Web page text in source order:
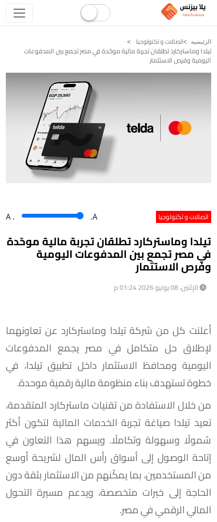
الرئيسيه اتصالات و تكنولوجيا
تيلدا وماستركارد تطلقان تجربة مالية موحّدة في مصر تجمع بين المدفوعات
اليومية وفرص الاستثمار
اتصالات و تكنولوجيا A . .A
تيلدا وماستركارد تطلقان تجربة مالية موحّدة
في مصر تجمع بين المدفوعات اليومية
وفرص الاستثمار
الإثنين، 08 يونيو 2026 01:24 م
أعلنت كل من شركة تيلدا وماستركارد عن تعاونهما
لإطلاق حل متكامل في مصر يجمع المدفوعات
اليومية ومحافظ الاستثمار داخل تطبيق تيلدا، في
خطوة تستهدف بناء منظومة مالية رقمية موحدة.
من خلال الاستفادة من تقنيات ماستركارد المتقدمة،
تعيد تيلدا صياغة تجربة الخدمات المالية لتكون أكثر
شمولًا وسهولة وتكاملًا. ويسهم هذا التعاون في
إتاحة الوصول إلى أسواق رأس المال لشريحة أوسع
من المستخدمين، بما يمكّنهم من الاستثمار بثقة دون
الحاجة إلى خبرات متخصصة، ويدعم مسيرة التحول
المالي الرقمي في مصر.